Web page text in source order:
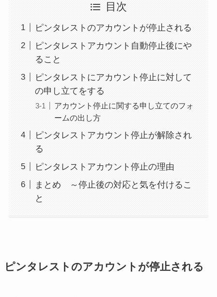
目次
ピンタレストのアカウントが停止される
ピンタレストアカウント自動停止後にや
ること
ピンタレストにアカウント停止に対して
の申し立てをする
アカウント停止に関する申し立てのフォ
ームの出し方
ピンタレストアカウント停止が解除され
る
ピンタレストアカウント停止の理由
まとめ ～停止後の対応と気を付けるこ
と
ピンタレストのアカウントが停止される